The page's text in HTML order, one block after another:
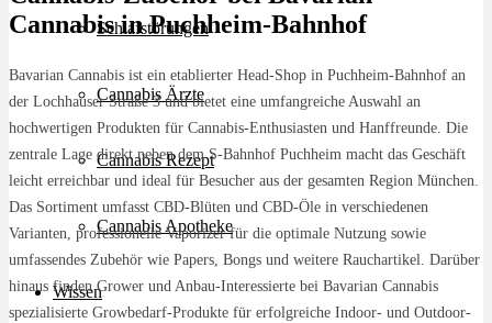
Schlafstörungen
Cannabis Ärzte
Cannabis Rezept
Cannabis Apotheke
Wissen
Cannabis in Puchheim-Bahnhof
Bavarian Cannabis ist ein etablierter Head-Shop in Puchheim-Bahnhof an
der Lochhauser Straße 3 und bietet eine umfangreiche Auswahl an
hochwertigen Produkten für Cannabis-Enthusiasten und Hanffreunde. Die
zentrale Lage direkt neben dem S-Bahnhof Puchheim macht das Geschäft
leicht erreichbar und ideal für Besucher aus der gesamten Region München.
Das Sortiment umfasst CBD-Blüten und CBD-Öle in verschiedenen
Varianten, professionelle Vaporizer für die optimale Nutzung sowie
umfassendes Zubehör wie Papers, Bongs und weitere Rauchartikel. Darüber
hinaus finden Grower und Anbau-Interessierte bei Bavarian Cannabis
spezialisierte Growbedarf-Produkte für erfolgreiche Indoor- und Outdoor-